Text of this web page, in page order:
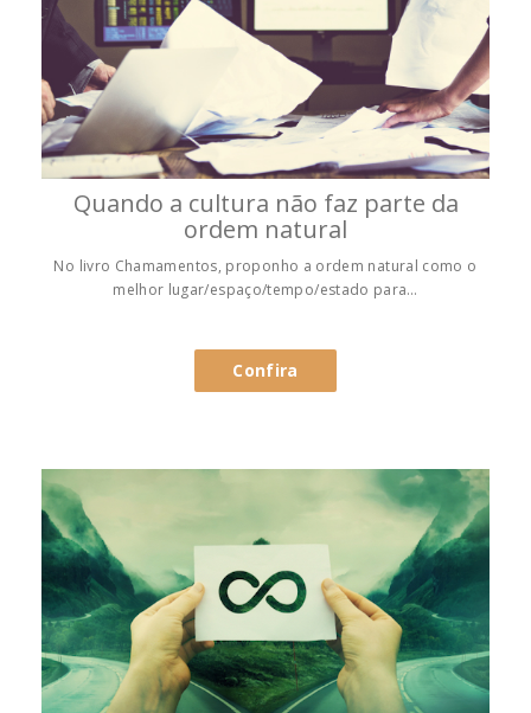
Quando a cultura não faz parte da
ordem natural
No livro Chamamentos, proponho a ordem natural como o
melhor lugar/espaço/tempo/estado para…
Confira